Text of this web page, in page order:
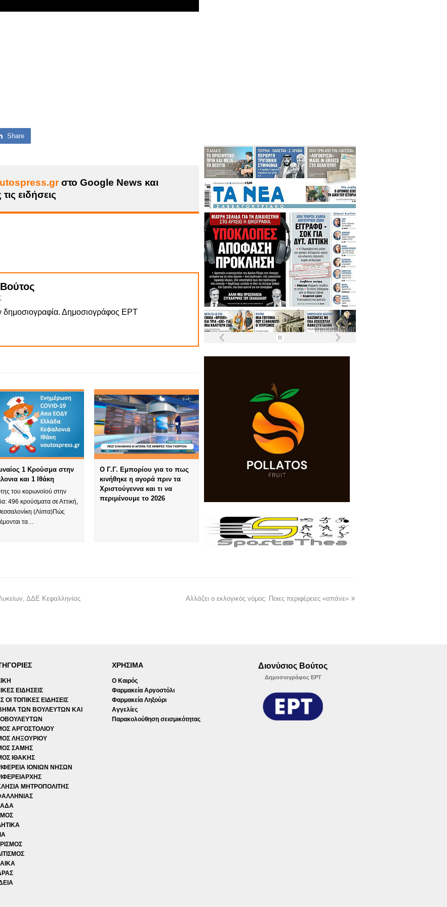
Share
στο Google News και
ειδήσεις
δημοσιογραφία. Δημοσιογράφος ΕΡΤ
1 Κρούσμα στην
και 1 Ιθάκη
του κορωνοϊού στην
496 κρούσματα σε Αττική,
(Λίστα)Πώς
τα…
Ο Γ.Γ. Εμπορίου για το πως
κινήθηκε η αγορά πριν τα
Χριστούγεννα και τι να
περιμένουμε το 2026
ΔΔΕ Κεφαλληνίας Αλλάζει ο εκλογικός νόμος: Ποιες περιφέρειες «σπάνε»
ΕΙΔΗΣΕΙΣ
ΟΙ ΤΟΠΙΚΕΣ ΕΙΔΗΣΕΙΣ
ΤΩΝ ΒΟΥΛΕΥΤΩΝ ΚΑΙ
ΑΡΓΟΣΤΟΛΙΟΥ
ΛΗΞΟΥΡΙΟΥ
ΣΑΜΗΣ
ΙΘΑΚΗΣ
ΙΟΝΙΩΝ ΝΗΣΩΝ
ΜΗΤΡΟΠΟΛΙΤΗΣ
ΧΡΗΣΙΜΑ
Ο Καιρός
Φαρμακεία Αργοστόλι
Φαρμακεία Ληξούρι
Αγγελίες
Παρακολούθηση σεισμικότητας
Διονύσιος Βούτος
Δημοσιογράφος ΕΡΤ